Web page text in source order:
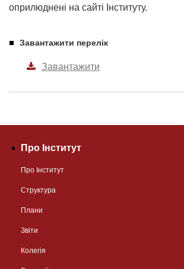
оприлюднені на сайті Інституту.
Завантажити перелік
Завантажити
Про Інститут
Про Інститут
Структура
Плани
Звіти
Колегія